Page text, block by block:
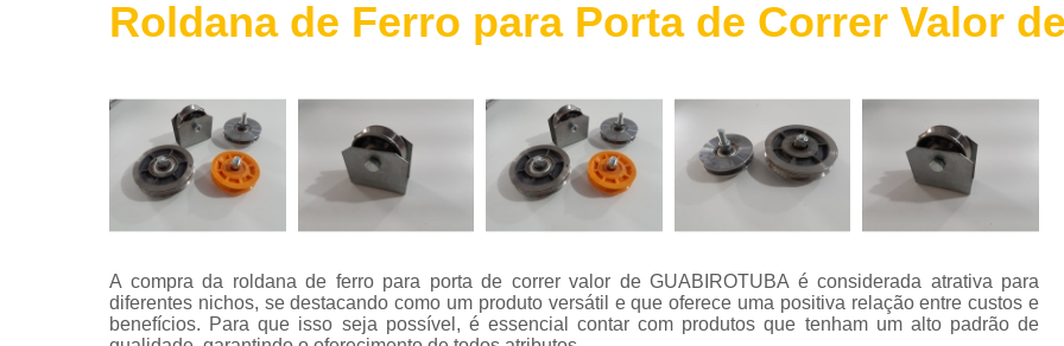
Roldanas
de ferro
aço
aço
Tubos de
aço
Vigas de
Chapa de Aço Escovado
Chapa de
Chapa Xadrez Aço
Máquina de
Máquina de Solda de Alumínio
Máquina de
Máquina de Solda Grande
Máquina de
Máquina de Solda para Soldar
Máquina
Parafuso Auto Brocante Inox
Parafuso Auto Brocante para Concreto
Roldana de Ferro para Porta de Correr Valor
A compra da roldana de ferro para porta de correr valor de GUABIROTUBA é considerada atrativa para
diferentes nichos, se destacando como um produto versátil e que oferece uma positiva relação entre custos e
benefícios. Para que isso seja possível, é essencial contar com produtos que tenham um alto padrão de